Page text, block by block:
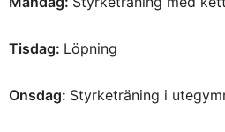
Tisdag: Löpning
Onsdag: Styrketräning i